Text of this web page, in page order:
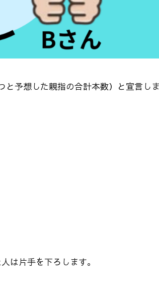
予想した親指の合計本数）と宣言し
は片手を下ろします。